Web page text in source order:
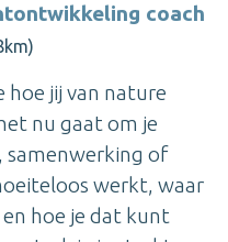
coach
hoe jij van nature
nu gaat om je
samenwerking of
werkt, waar
hoe je dat kunt